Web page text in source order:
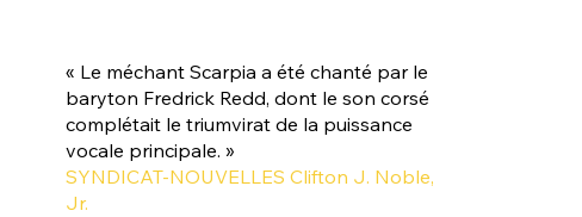
« Le méchant Scarpia a été chanté par le
baryton Fredrick Redd, dont le son corsé
complétait le triumvirat de la puissance
vocale principale. »
SYNDICAT-NOUVELLES Clifton J. Noble,
Jr.